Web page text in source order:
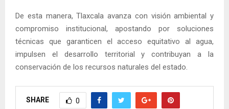
De esta manera, Tlaxcala avanza con visión ambiental y
compromiso institucional, apostando por soluciones
técnicas que garanticen el acceso equitativo al agua,
impulsen el desarrollo territorial y contribuyan a la
conservación de los recursos naturales del estado.
SHARE 0